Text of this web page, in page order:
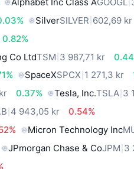
SilverSILVER 602,69 kr
0.82%
Co LtdTSM 3 987,71 kr
SpaceXSPCX 1 271,3 kr
0.37% Tesla, Inc.TSLA 3
4 943,05 kr
0.54%
Micron Technology Inc
JPmorgan Chase & CoJPM 3